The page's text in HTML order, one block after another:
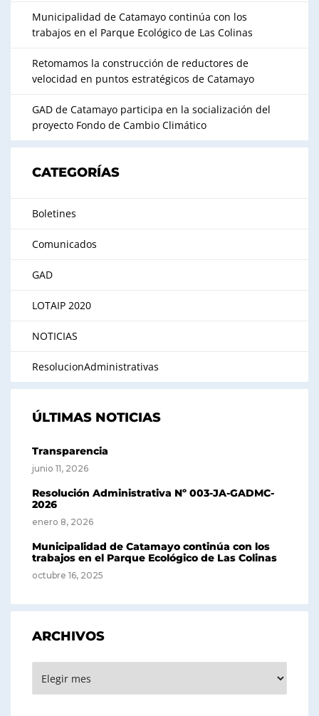
Municipalidad de Catamayo continúa con los
trabajos en el Parque Ecológico de Las Colinas
Retomamos la construcción de reductores de
velocidad en puntos estratégicos de Catamayo
GAD de Catamayo participa en la socialización del
proyecto Fondo de Cambio Climático
CATEGORÍAS
Boletines
Comunicados
GAD
LOTAIP 2020
NOTICIAS
ResolucionAdministrativas
ÚLTIMAS NOTICIAS
Transparencia
junio 11, 2026
Resolución Administrativa Nº 003-JA-GADMC-
2026
enero 8, 2026
Municipalidad de Catamayo continúa con los
trabajos en el Parque Ecológico de Las Colinas
octubre 16, 2025
ARCHIVOS